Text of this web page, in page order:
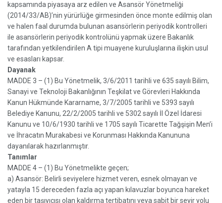
kapsamında piyasaya arz edilen ve Asansör Yönetmeliği
(2014/33/AB)’nin yürürlüğe girmesinden önce monte edilmiş olan
ve halen faal durumda bulunan asansörlerin periyodik kontrolleri
ile asansörlerin periyodik kontrolünü yapmak üzere Bakanlık
tarafından yetkilendirilen A tipi muayene kuruluşlarına ilişkin usul
ve esasları kapsar.
Dayanak
MADDE 3 – (1) Bu Yönetmelik, 3/6/2011 tarihli ve 635 sayılı Bilim,
Sanayi ve Teknoloji Bakanlığının Teşkilat ve Görevleri Hakkında
Kanun Hükmünde Kararname, 3/7/2005 tarihli ve 5393 sayılı
Belediye Kanunu, 22/2/2005 tarihli ve 5302 sayılı İl Özel İdaresi
Kanunu ve 10/6/1930 tarihli ve 1705 sayılı Ticarette Tağşişin Men’i
ve İhracatın Murakabesi ve Korunması Hakkında Kanununa
dayanılarak hazırlanmıştır.
Tanımlar
MADDE 4 – (1) Bu Yönetmelikte geçen;
a) Asansör: Belirli seviyelere hizmet veren, esnek olmayan ve
yatayla 15 dereceden fazla açı yapan kılavuzlar boyunca hareket
eden bir taşıyıcısı olan kaldırma tertibatını veya sabit bir seyir yolu